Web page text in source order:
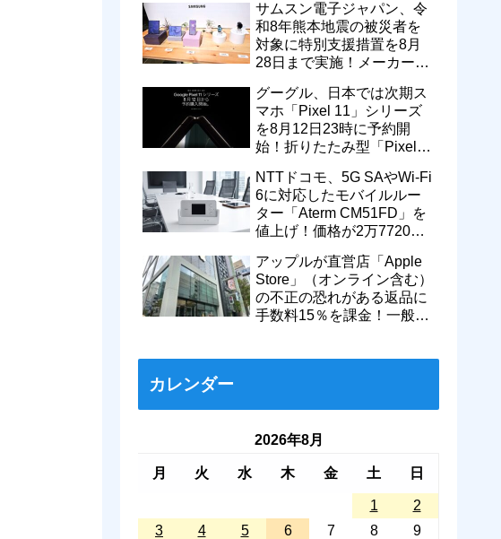
レなし
サムスン電子ジャパン、令
和8年熊本地震の被災者を
対象に特別支援措置を8月
28日まで実施！メーカー版
替機提供
グーグル、日本では次期ス
マホ「Pixel 11」シリーズ
を8月12日23時に予約開
始！折りたたみ型「Pixel
画も
NTTドコモ、5G SAやWi-Fi
6に対応したモバイルルー
ター「Aterm CM51FD」を
値上げ！価格が2万7720円
円に
アップルが直営店「Apple
Store」（オンライン含む）
の不正の恐れがある返品に
手数料15％を課金！一般的
カレンダー
2026年8月
月 火 水 木 金 土 日
1
2
3
4 5 6 7 8 9